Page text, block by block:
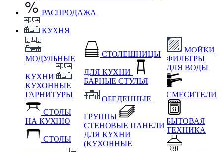
РАСПРОДАЖА
КУХНЯ
МОДУЛЬНЫЕ
КУХНИ
КУХОННЫЕ
ГАРНИТУРЫ
СТОЛЫ
НА КУХНЮ
СТОЛЫ
СТОЛЕШНИЦЫ
ДЛЯ КУХНИ
БАРНЫЕ СТУЛЬЯ
ОБЕДЕННЫЕ
ГРУППЫ
СТЕНОВЫЕ ПАНЕЛИ
ДЛЯ КУХНИ
(КУХОННЫЕ
МОЙКИ
ФИЛЬТРЫ
ДЛЯ ВОДЫ
СМЕСИТЕЛИ
БЫТОВАЯ
ТЕХНИКА